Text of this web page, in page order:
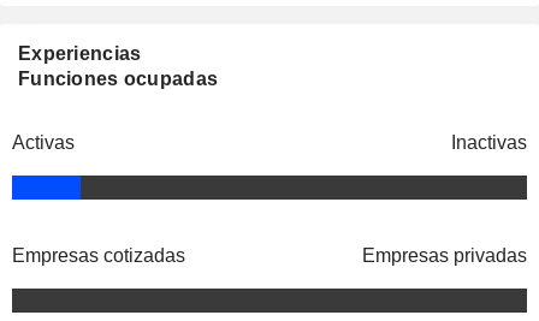
Experiencias
Funciones ocupadas
Activas Inactivas
Empresas cotizadas Empresas privadas